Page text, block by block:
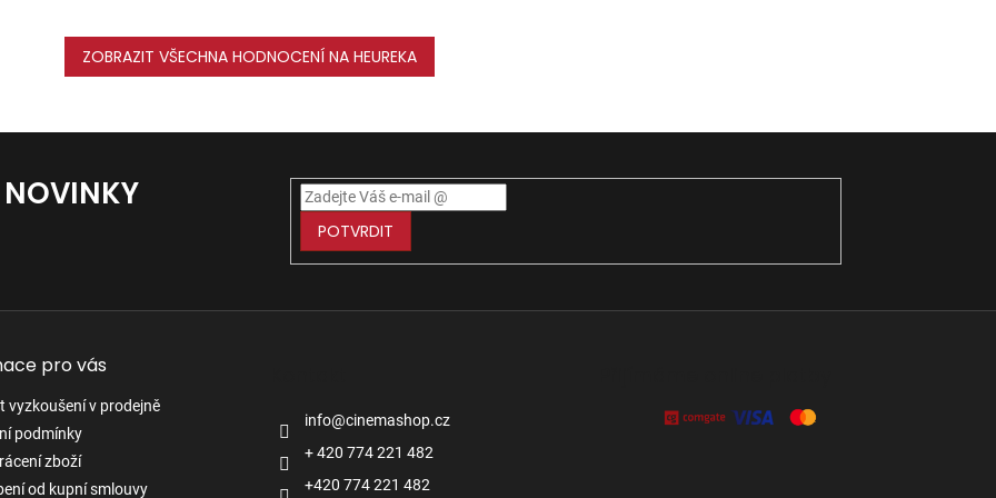
ZOBRAZIT VŠECHNA HODNOCENÍ NA HEUREKA
NOVINKY
POTVRDIT
pro vás
vyzkoušení v prodejně
podmínky
zboží
od kupní smlouvy
info@cinemashop.cz
+ 420 774 221 482
+420 774 221 482